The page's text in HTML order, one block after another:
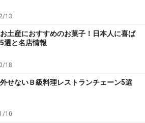
しい風景が
ている
低所得者の二極化が話題となって
13
土産におすすめのお菓子！日本人に喜ば
選と名店情報
18
せないＢ級料理レストランチェーン5選
10